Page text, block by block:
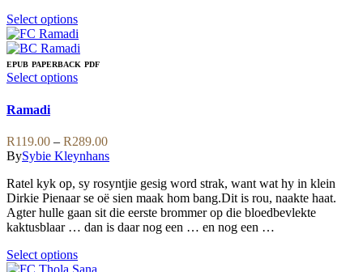
Select optionsThis
product
has
multiple
variants.
be
chosen
on
the
product
page
EPUB PAPERBACK PDF
Select optionsThis
variants.
The
options
may
be
chosen
on
product
page
Ramadi
R119.00 – R289.00Price
range:
through
R289.00
BySybie Kleynhans
Ratel kyk op, sy rosyntjie gesig word strak, want wat hy in klein
Dirkie Pienaar se oë sien maak hom bang.Dit is rou, naakte haat.
Agter hulle gaan sit die eerste brommer op die bloedbevlekte
kaktusblaar … dan is daar nog een … en nog een …
Select optionsThis
product